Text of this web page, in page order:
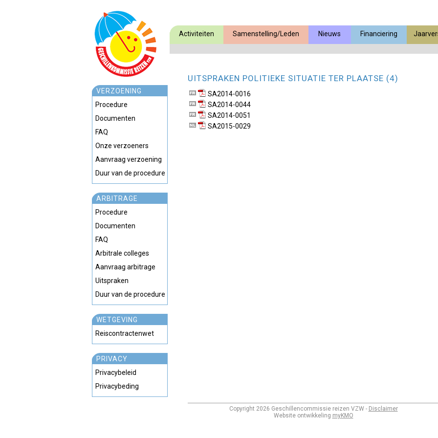
VERZOENING
Procedure
Documenten
FAQ
Onze verzoeners
Aanvraag verzoening
Duur van de procedure
ARBITRAGE
Procedure
Documenten
FAQ
Arbitrale colleges
Aanvraag arbitrage
Uitspraken
Duur van de procedure
WETGEVING
Reiscontractenwet
PRIVACY
Privacybeleid
Privacybeding
Activiteiten Samenstelling/Leden Nieuws Financiering
UITSPRAKEN POLITIEKE SITUATIE TER PLAATSE (4)
SA2014-0016
SA2014-0044
SA2014-0051
SA2015-0029
Copyright 2026 Geschillencommissie reizen VZW - Disclaimer
Website ontwikkeling myKMO